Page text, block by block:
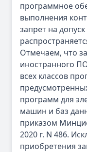
программное
выполнения
запрет на
Отмечаем, что
иностранного
всех классов
программ для
машин и баз
приказом
2020 г. N 486.
приобретения